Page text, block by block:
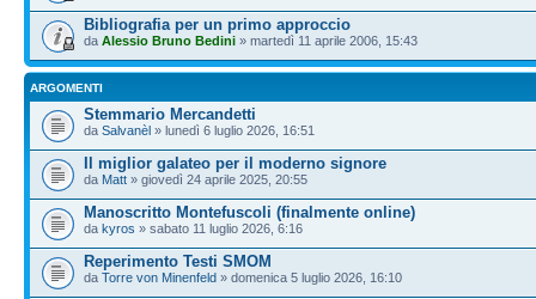
Bibliografia per un primo approccio
da Alessio Bruno Bedini » martedì 11 aprile 2006, 15:43
ARGOMENTI
Stemmario Mercandetti
da Salvanèl » lunedì 6 luglio 2026, 16:51
Il miglior galateo per il moderno signore
da Matt » giovedì 24 aprile 2025, 20:55
Manoscritto Montefuscoli (finalmente online)
da kyros » sabato 11 luglio 2026, 6:16
Reperimento Testi SMOM
da Torre von Minenfeld » domenica 5 luglio 2026, 16:10